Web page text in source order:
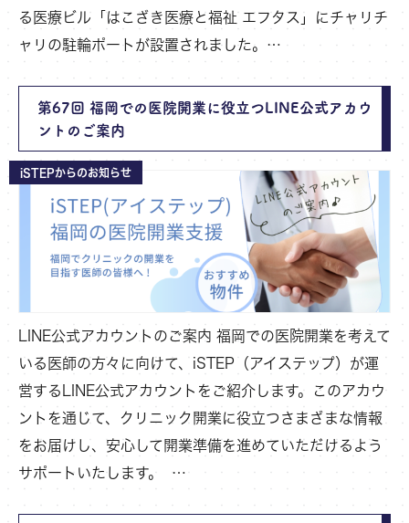
る医療ビル「はこざき医療と福祉 エフタス」にチャリチ
ャリの駐輪ポートが設置されました。…
第67回 福岡での医院開業に役立つLINE公式アカウ
ントのご案内
iSTEPからのお知らせ
LINE公式アカウントのご案内 福岡での医院開業を考えて
いる医師の方々に向けて、iSTEP（アイステップ）が運
営するLINE公式アカウントをご紹介します。このアカウ
ントを通じて、クリニック開業に役立つさまざまな情報
をお届けし、安心して開業準備を進めていただけるよう
サポートいたします。 …